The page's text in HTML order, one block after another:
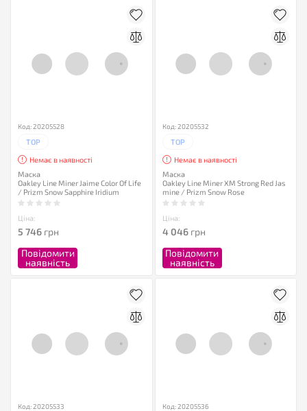
Код: 20205528
TOP
Немає в наявності
Маска
Oakley Line Miner Jaime Color Of Life
/ Prizm Snow Sapphire Iridium
Ціна:
5 746 грн
Повідомити
наявність
Код: 20205532
TOP
Немає в наявності
Маска
Oakley Line Miner XM Strong Red Jas
mine / Prizm Snow Rose
Ціна:
4 046грн
Повідомити
наявність
Код: 20205533 Код: 20205536